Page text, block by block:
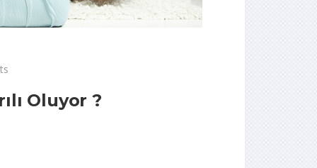
Oluyor ?